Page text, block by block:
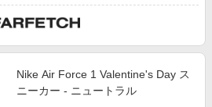
Nike Air Force 1 Valentine's Day ス
ニーカー - ニュートラル